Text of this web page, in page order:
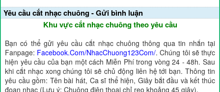
Yêu cầu cắt nhạc chuông - Gửi bình luận
Khu vực cắt nhạc chuông theo yêu cầu
Bạn có thể gửi yêu cầu cắt nhạc chuông thông qua tin nhắn tại
Fanpage: Facebook.Com/NhacChuong123Com/. Chúng tôi sẽ thực
hiện yêu cầu của bạn một cách Miễn Phí trong vòng 24 - 48h. Sau
khi cắt nhạc xong chúng tôi sẽ chủ động liên hệ tới bạn. Thông tin
yêu cầu gồm: Tên bài hát, Ca sĩ thể hiện, Giây bắt đầu và kết thúc
đoạn nhạc (Lưu ý: Chuông điện thoại chỉ reo khoảng 45 giây).